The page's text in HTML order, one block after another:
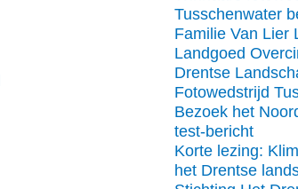
Tusschenwater
Familie Van Lier
Landgoed
Drentse
Fotowedstrijd
Bezoek het
test-bericht
Korte lezing:
het Drentse